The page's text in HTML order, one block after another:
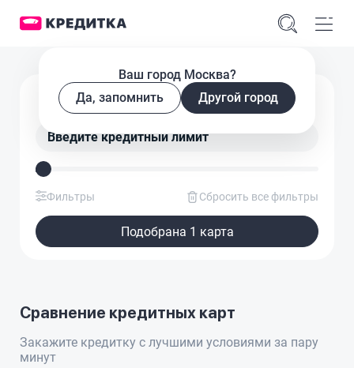
Ваш город Москва?
Да, запомнить
Другой город
Подобрать кредитную карту
Введите кредитный лимит
Фильтры Сбросить все фильтры
Подобрана 1 карта
Сравнение кредитных карт
Закажите кредитку с лучшими условиями за пару
минут